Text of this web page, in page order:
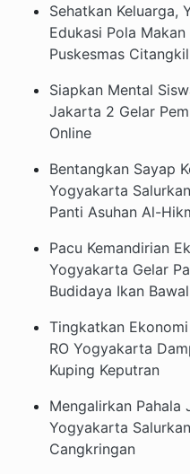
Sehatkan Keluarga,
Edukasi Pola
Puskesmas
Siapkan Mental
Jakarta 2 Gelar
Online
Bentangkan Sayap
Yogyakarta
Panti Asuhan Al-
Pacu Kemandirian
Yogyakarta Gelar
Budidaya Ikan
Tingkatkan Ekonomi
RO Yogyakarta
Kuping Keputran
Mengalirkan Pahala
Yogyakarta
Cangkringan